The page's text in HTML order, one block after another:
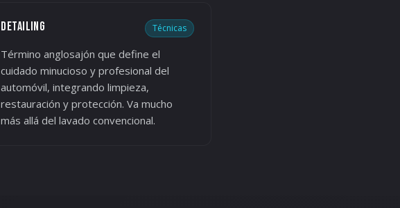
DETAILING Técnicas
Término anglosajón que define el
cuidado minucioso y profesional del
automóvil, integrando limpieza,
restauración y protección. Va mucho
más allá del lavado convencional.